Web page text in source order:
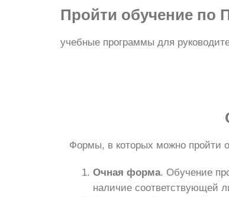
Пройти обучение по
учебные программы для
Формы, в которых можно
Очная форма. Обучение
наличие соответствующей